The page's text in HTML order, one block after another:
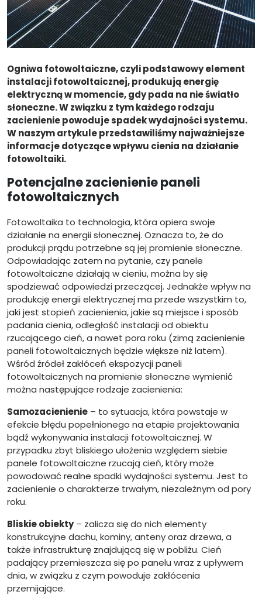
Ogniwa fotowoltaiczne, czyli podstawowy element
instalacji fotowoltaicznej, produkują energię
elektryczną w momencie, gdy pada na nie światło
słoneczne. W związku z tym każdego rodzaju
zacienienie powoduje spadek wydajności systemu.
W naszym artykule przedstawiliśmy najważniejsze
informacje dotyczące wpływu cienia na działanie
fotowoltaiki.
Potencjalne zacienienie paneli
fotowoltaicznych
Fotowoltaika to technologia, która opiera swoje
działanie na energii słonecznej. Oznacza to, że do
produkcji prądu potrzebne są jej promienie słoneczne.
Odpowiadając zatem na pytanie, czy panele
fotowoltaiczne działają w cieniu, można by się
spodziewać odpowiedzi przeczącej. Jednakże wpływ na
produkcję energii elektrycznej ma przede wszystkim to,
jaki jest stopień zacienienia, jakie są miejsce i sposób
padania cienia, odległość instalacji od obiektu
rzucającego cień, a nawet pora roku (zimą zacienienie
paneli fotowoltaicznych będzie większe niż latem).
Wśród źródeł zakłóceń ekspozycji paneli
fotowoltaicznych na promienie słoneczne wymienić
można następujące rodzaje zacienienia:
Samozacienienie – to sytuacja, która powstaje w
efekcie błędu popełnionego na etapie projektowania
bądź wykonywania instalacji fotowoltaicznej. W
przypadku zbyt bliskiego ułożenia względem siebie
panele fotowoltaiczne rzucają cień, który może
powodować realne spadki wydajności systemu. Jest to
zacienienie o charakterze trwałym, niezależnym od pory
roku.
Bliskie obiekty– zalicza się do nich elementy
konstrukcyjne dachu, kominy, anteny oraz drzewa, a
także infrastrukturę znajdującą się w pobliżu. Cień
padający przemieszcza się po panelu wraz z upływem
dnia, w związku z czym powoduje zakłócenia
przemijające.